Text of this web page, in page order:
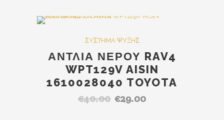
was:
τιμή
ΣYΣTHMA ΨYΞHΣ
ΑΝΤΛΙΑ ΝΕΡΟΥ RAV4
WPT129V AISIN
1610028040 TOYOTA
€40.00 Original
€29.00Η